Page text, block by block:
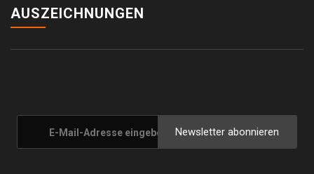
AUSZEICHNUNGEN
Newsletter abonnieren